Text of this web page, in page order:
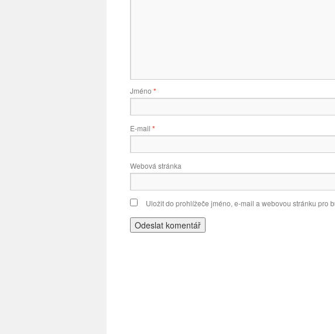
Jméno *
E-mail *
Webová stránka
Uložit do prohlížeče jméno, e-mail a webovou stránku pro